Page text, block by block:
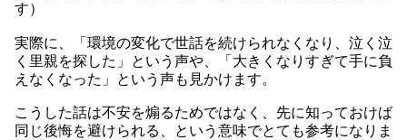
す）
実際に、「環境の変化で世話を続けられなくなり、泣く泣
く里親を探した」という声や、「大きくなりすぎて手に負
えなくなった」という声も見かけます。
こうした話は不安を煽るためではなく、先に知っておけば
同じ後悔を避けられる、という意味でとても参考になりま